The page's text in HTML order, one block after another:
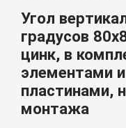
Угол
градусов
цинк, в
элементами
пластинами,
монтажа